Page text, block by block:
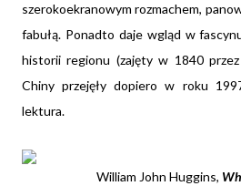
szerokoekranowym rozmachem,
fabułą. Ponadto daje wgląd w
historii regionu (zajęty w 1840
Chiny przejęły dopiero w roku
lektura.
William John Huggins,